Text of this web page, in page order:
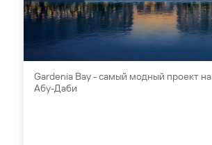
Gardenia Bay - самый модный проект
Абу-Даби